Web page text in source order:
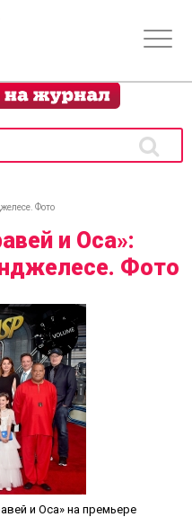
Фото
и Оса»:
Фото
и Оса» на премьере